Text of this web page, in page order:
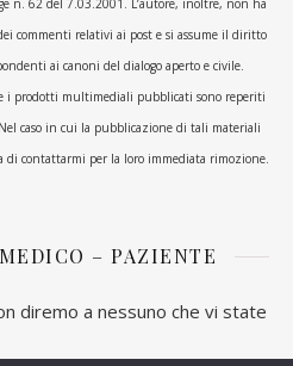
n. 62 del 7.03.2001. L’autore, inoltre, non ha
commenti relativi ai post e si assume il diritto
ai canoni del dialogo aperto e civile.
i prodotti multimediali pubblicati sono reperiti
caso in cui la pubblicazione di tali materiali
di contattarmi per la loro immediata rimozione.
– PAZIENTE
diremo a nessuno che vi state